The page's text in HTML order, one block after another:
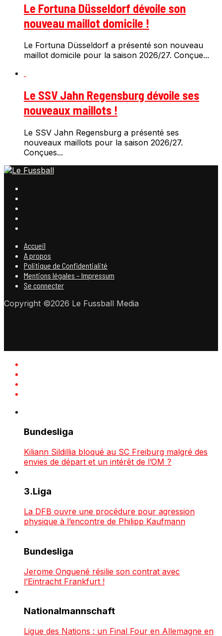
Le Fortuna Düsseldorf dévoile son
nouveau maillot domicile !
Le Fortuna Düsseldorf a présenté son nouveau
maillot domicile pour la saison 2026/27. Conçue...
Le SSV Jahn Regensburg dévoile ses
nouveaux maillots !
Le SSV Jahn Regensburg a présenté ses
nouveaux maillots pour la saison 2026/27.
Conçues...
Accueil
A propos
Politique de Confidentialité
Mentions légales – Impressum
Se connecter
Copyright ©2026 Le Fussball Media
Bundesliga
Kiliann Sildillia bloqué au SC Freiburg malgré des
envies de départ et un intérêt de l’OM ?
3.Liga
La DFB ouvre une procédure pour agression
physique à l’encontre de Philipp Kaufmann
Bundesliga
Jerome Onguené résilie son contrat avec
l’Eintracht Frankfurt !
Nationalmannschaft
Ligue des Nations : un Final Four en Allemagne en